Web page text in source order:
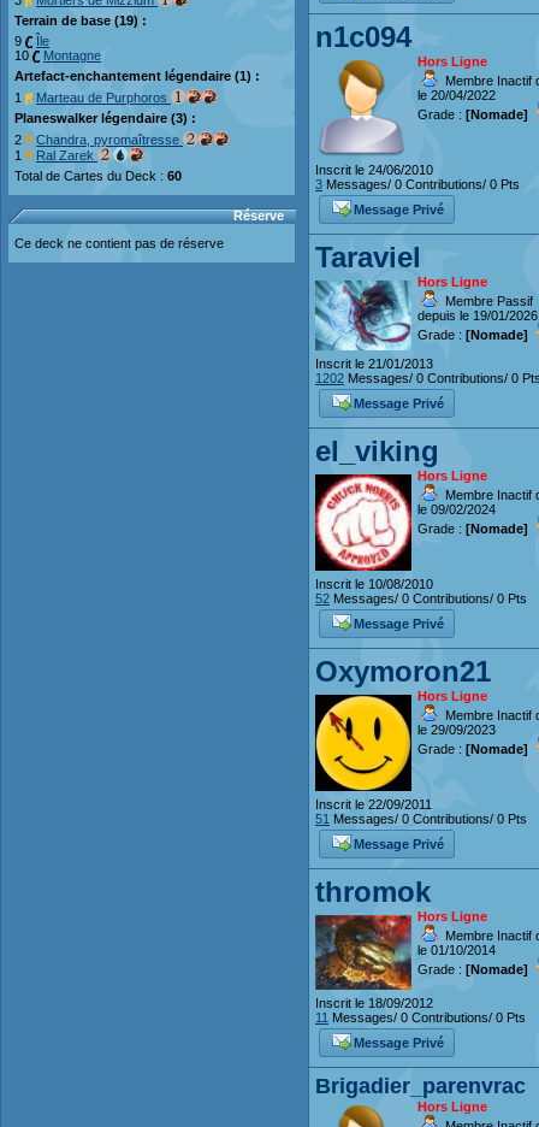
Terrain de base (19) :
9
Île
10
Montagne
Artefact-enchantement légendaire (1) :
1
Marteau de Purphoros
Planeswalker légendaire (3) :
2
Chandra, pyromaîtresse
1
Ral Zarek
Total de Cartes du Deck : 60
Réserve
Ce deck ne contient pas de réserve
n1c094
Hors Ligne
Membre Inactif
le 20/04/2022
Grade : [Nomade]
Inscrit le 24/06/2010
3 Messages/ 0 Contributions/ 0 Pts
Message Privé
Taraviel
Hors Ligne
Membre Passif
depuis le 19/01/2026
Grade : [Nomade]
Inscrit le 21/01/2013
1202 Messages/ 0 Contributions/ 0
Message Privé
el_viking
Hors Ligne
Membre Inactif
le 09/02/2024
Grade : [Nomade]
Inscrit le 10/08/2010
52 Messages/ 0 Contributions/ 0 Pts
Message Privé
Oxymoron21
Hors Ligne
Membre Inactif
le 29/09/2023
Grade : [Nomade]
Inscrit le 22/09/2011
51 Messages/ 0 Contributions/ 0 Pts
Message Privé
thromok
Hors Ligne
Membre Inactif
le 01/10/2014
Grade : [Nomade]
Inscrit le 18/09/2012
11 Messages/ 0 Contributions/ 0 Pts
Message Privé
Brigadier_parenvrac
Hors Ligne